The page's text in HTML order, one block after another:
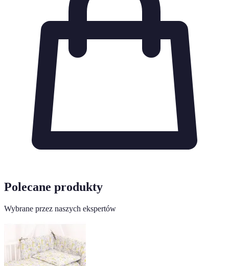
Polecane produkty
Wybrane przez naszych ekspertów